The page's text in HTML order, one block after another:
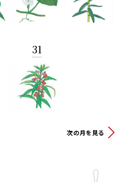
31
次の月を見る